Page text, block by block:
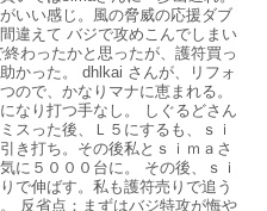
いい感じ。風の脅威の応援ダブ
違えて バジで攻めこんでしまい
終わったかと思ったが、護符買っ
かった。 dhlkai さんが、リフォ
ので、かなりマナに恵まれる。
なり打つ手なし。 しぐるどさん
スった後、Ｌ５にするも、ｓｉ
き打ち。その後私とｓｉｍａさ
に５０００台に。 その後、ｓｉ
で伸ばす。私も護符売りで追う
反省点：まずはバジ特攻が悔や